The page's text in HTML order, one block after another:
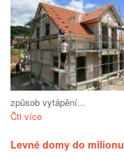
způsob vytápění...
Čti více
Levné domy do milionu